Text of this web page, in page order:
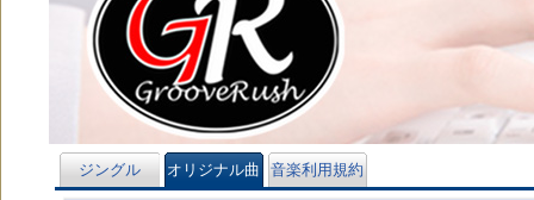
ジングル オリジナル曲 音楽利用規約